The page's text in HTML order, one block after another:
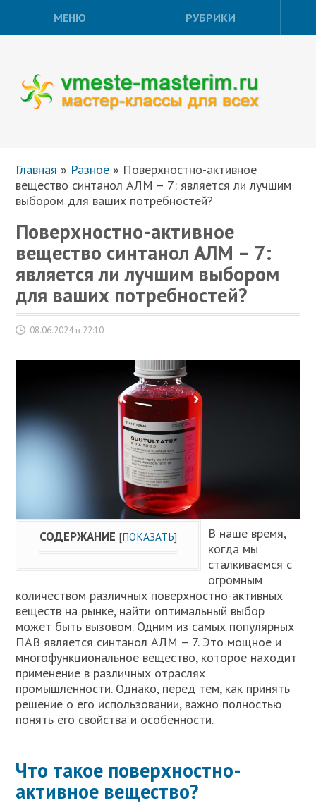
МЕНЮ РУБРИКИ
Главная » Разное » Поверхностно-активное
вещество синтанол АЛМ – 7: является ли лучшим
выбором для ваших потребностей?
Поверхностно-активное
вещество синтанол АЛМ – 7:
является ли лучшим выбором
для ваших потребностей?
08.06.2024 в 22:10
СОДЕРЖАНИЕ [ПОКАЗАТЬ]
В наше время,
когда мы
сталкиваемся с
огромным
количеством различных поверхностно-активных
веществ на рынке, найти оптимальный выбор
может быть вызовом. Одним из самых популярных
ПАВ является синтанол АЛМ – 7. Это мощное и
многофункциональное вещество, которое находит
применение в различных отраслях
промышленности. Однако, перед тем, как принять
решение о его использовании, важно полностью
понять его свойства и особенности.
Что такое поверхностно-
активное вещество?